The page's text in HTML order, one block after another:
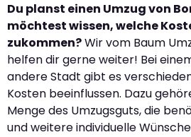
Du planst einen Umzug von
möchtest wissen, welche
zukommen?Wir vom Baum
helfen dir gerne weiter! Bei
andere Stadt gibt es
Kosten beeinflussen. Dazu
Menge des Umzugsguts, die
und weitere individuelle